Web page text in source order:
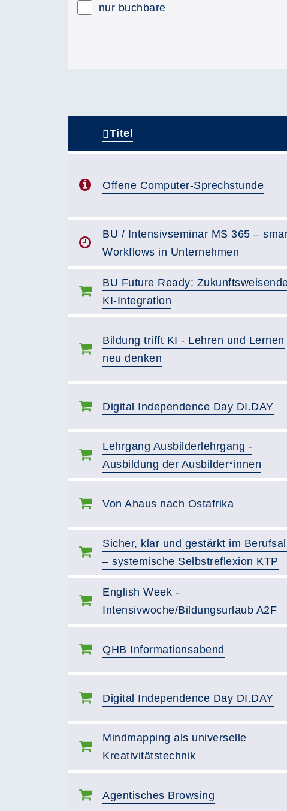
nur buchbare
Titel
Offene Computer-Sprechstunde
BU / Intensivseminar MS 365 –
Workflows in Unternehmen
BU Future Ready:
KI-Integration
Bildung trifft KI - Lehren und Lernen
neu denken
Digital Independence Day DI.DAY
Lehrgang Ausbilderlehrgang -
Ausbildung der Ausbilder*innen
Von Ahaus nach Ostafrika
Sicher, klar und gestärkt im
– systemische Selbstreflexion KTP
English Week -
Intensivwoche/Bildungsurlaub A2F
QHB Informationsabend
Digital Independence Day DI.DAY
Mindmapping als universelle
Kreativitätstechnik
Agentisches Browsing